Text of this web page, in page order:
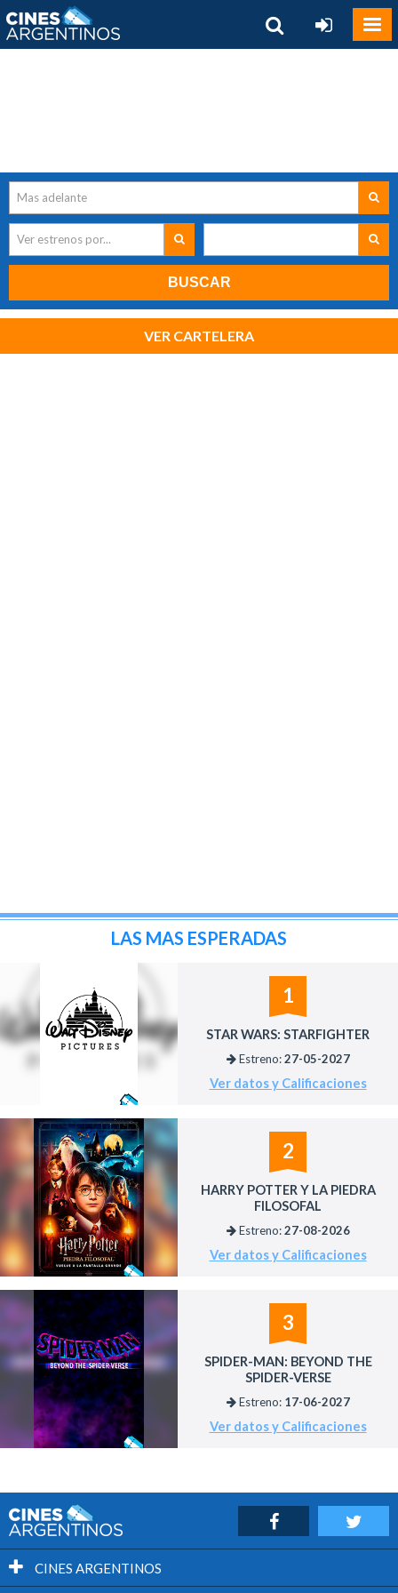
Mas adelante
Ver estrenos por...
BUSCAR
VER CARTELERA
LAS MAS ESPERADAS
1
STAR WARS: STARFIGHTER
Estreno:27-05-2027
Ver datos y Calificaciones
2
HARRY POTTER Y LA PIEDRA
FILOSOFAL
Estreno:27-08-2026
Ver datos y Calificaciones
3
SPIDER-MAN: BEYOND THE
SPIDER-VERSE
Estreno: 17-06-2027
Ver datos y Calificaciones
CINES ARGENTINOS